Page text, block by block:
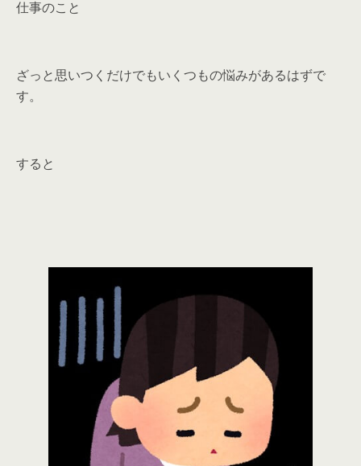
仕事のこと
ざっと思いつくだけでもいくつもの悩みがあるはずで
す。
すると